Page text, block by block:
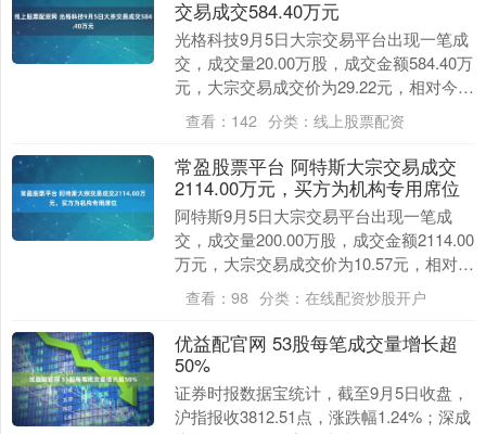
交易成交584.40万元
光格科技9月5日大宗交易平台出现一笔成
交，成交量20.00万股，成交金额584.40万
元，大宗交易成交价为29.22元，相对今日
收盘价折价0.81%。该笔交易的....
查看： 142 分类： 线上股票配资
常盈股票平台 阿特斯大宗交易成交
2114.00万元，买方为机构专用席位
阿特斯9月5日大宗交易平台出现一笔成
交，成交量200.00万股，成交金额2114.00
万元，大宗交易成交价为10.57元，相对今
日收盘价折价11.77%。该笔交....
查看： 98 分类： 在线配资炒股开户
优益配官网 53股每笔成交量增长超
50%
证券时报数据宝统计，截至9月5日收盘，
沪指报收3812.51点，涨跌幅1.24%；深成